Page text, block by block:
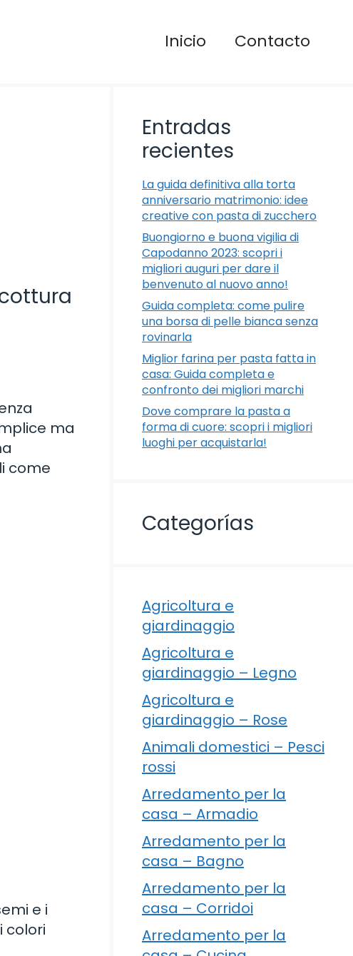
Inicio Contacto
ma
come
e i
colori
Entradas
recientes
La guida definitiva alla torta
anniversario matrimonio: idee
creative con pasta di zucchero
Buongiorno e buona vigilia di
Capodanno 2023: scopri i
migliori auguri per dare il
benvenuto al nuovo anno!
Guida completa: come pulire
una borsa di pelle bianca senza
rovinarla
Miglior farina per pasta fatta in
casa: Guida completa e
confronto dei migliori marchi
Dove comprare la pasta a
forma di cuore: scopri i migliori
luoghi per acquistarla!
Categorías
Agricoltura e
giardinaggio
Agricoltura e
giardinaggio – Legno
Agricoltura e
giardinaggio – Rose
Animali domestici – Pesci
rossi
Arredamento per la
casa – Armadio
Arredamento per la
casa – Bagno
Arredamento per la
casa – Corridoi
Arredamento per la